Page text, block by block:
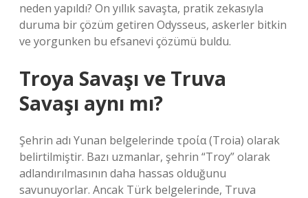
neden yapıldı? On yıllık savaşta, pratik zekasıyla
duruma bir çözüm getiren Odysseus, askerler bitkin
ve yorgunken bu efsanevi çözümü buldu.
Troya Savaşı ve Truva
Savaşı aynı mı?
Şehrin adı Yunan belgelerinde τροία (Troia) olarak
belirtilmiştir. Bazı uzmanlar, şehrin “Troy” olarak
adlandırılmasının daha hassas olduğunu
savunuyorlar. Ancak Türk belgelerinde, Truva